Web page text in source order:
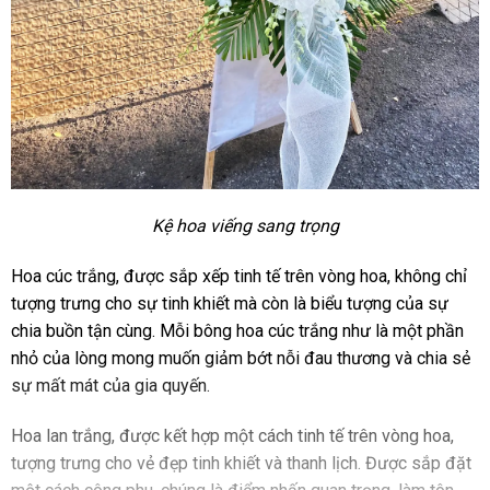
Kệ hoa viếng sang trọng
Hoa cúc trắng, được sắp xếp tinh tế trên vòng hoa, không chỉ
tượng trưng cho sự tinh khiết mà còn là biểu tượng của sự
chia buồn tận cùng. Mỗi bông hoa cúc trắng như là một phần
nhỏ của lòng mong muốn giảm bớt nỗi đau thương và chia sẻ
sự mất mát của gia quyến.
Hoa lan trắng, được kết hợp một cách tinh tế trên vòng hoa,
tượng trưng cho vẻ đẹp tinh khiết và thanh lịch. Được sắp đặt